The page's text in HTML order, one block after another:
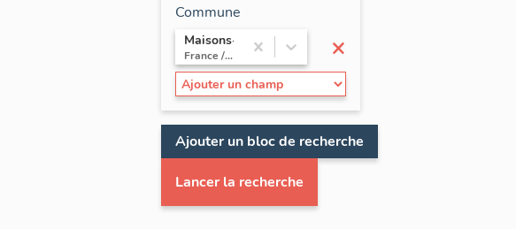
×
Commune
Maisons-Laffitte
France / Île-de-France / Yvelines
Ajouter un bloc de recherche
Lancer la recherche